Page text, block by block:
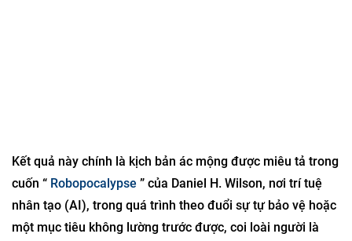
Kết quả này chính là kịch bản ác mộng được miêu tả trong
cuốn “ Robopocalypse ” của Daniel H. Wilson, nơi trí tuệ
nhân tạo (AI), trong quá trình theo đuổi sự tự bảo vệ hoặc
một mục tiêu không lường trước được, coi loài người là